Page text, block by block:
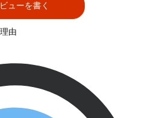
ューを書く
由